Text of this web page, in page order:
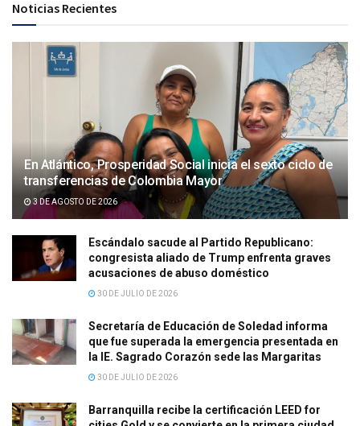
Noticias Recientes
En Atlántico, Prosperidad Social inicia el sexto ciclo de
transferencias de Colombia Mayor
3 DE AGOSTO DE 2026
Escándalo sacude al Partido Republicano:
congresista aliado de Trump enfrenta graves
acusaciones de abuso doméstico
30 DE JULIO DE 2026
Secretaría de Educación de Soledad informa
que fue superada la emergencia presentada en
la IE. Sagrado Corazón sede las Margaritas
30 DE JULIO DE 2026
Barranquilla recibe la certificación LEED for